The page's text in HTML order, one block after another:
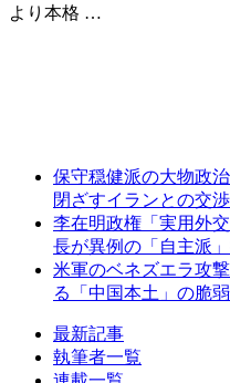
より本格 …
保守穏健派の大物政
閉ざすイランとの交
李在明政権「実用外
長が異例の「自主派」
米軍のベネズエラ攻
る「中国本土」の脆
最新記事
執筆者一覧